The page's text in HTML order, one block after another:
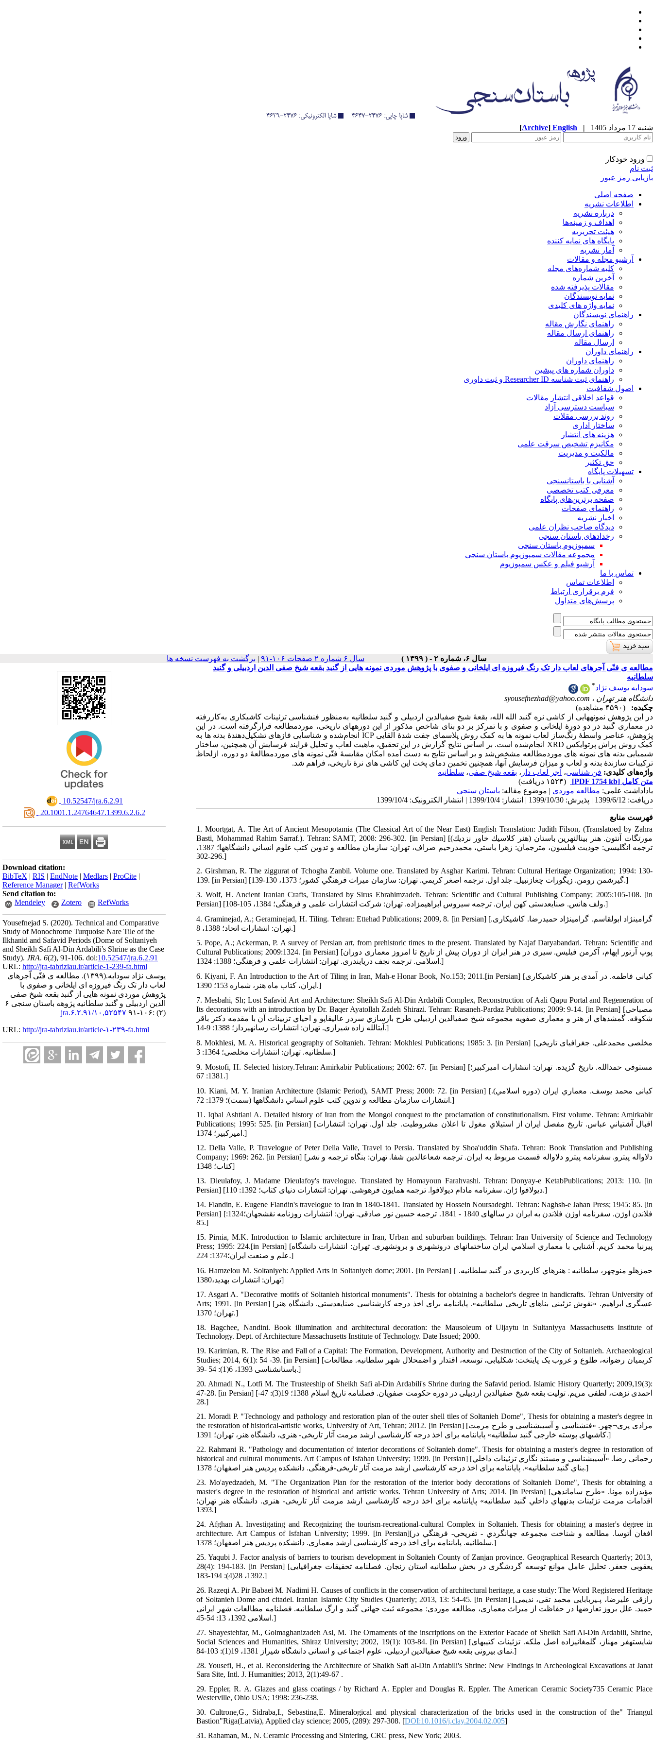
شنبه 17 مرداد 1405 |
English
[Archive]
ورود خودکار
ثبت نام
بازیابی رمز عبور
صفحه اصلی
اطلاعات نشریه
درباره نشریه
اهداف و زمینه‌ها
هیئت تحریریه
پایگاه های نمایه کننده
آمار نشریه
آرشیو مجله و مقالات
کلیه شماره‌های مجله
آخرین شماره
مقالات پذیرفته شده
نمایه نویسندگان
نمایه واژه های کلیدی
راهنمای نویسندگان
راهنمای نگارش مقاله
راهنمای ارسال مقاله
ارسال مقاله
راهنمای داوران
راهنمای داوران
داوران شماره های پیشین
راهنمای ثبت شناسه Researcher ID و ثبت داوری
اصول شفافیت
قواعد اخلاقی انتشار مقالات
سیاست دسترسی آزاد
روند بررسی مقلات
ساختار اداری
هزینه های انتشار
ﻣﮑﺎﻧﯿﺰم ﺗﺸﺨﯿﺺ ﺳﺮﻗﺖ ﻋﻠﻤﯽ
مالکیت و مدیریت
حق تکثیر
تسهیلات پایگاه
آشنایی با باستانسنجی
معرفی کتب تخصصی
صفحه برترین‌های پایگاه
راهنمای صفحات
اخبار نشریه
دیدگاه صاحب نظران علمی
رخدادهای باستان سنجی
سمپوزیوم باستان سنجی
مجموعه مقالات سمپوزیوم باستان سنجی
آرشیو فیلم و عکس سمپوزیوم
تماس با ما
اطلاعات تماس
فرم برقراری ارتباط
پرسش‌های متداول
سال ۶، شماره ۲ - ( ۱۳۹۹ ) سال ۶ شماره ۲ صفحات ۱۰۶-۹۱ | برگشت به فهرست نسخه ها
‎ 10.52547/jra.6.2.91
‎ 20.1001.1.24764647.1399.6.2.6.2
Download citation:
BibTeX | RIS | EndNote | Medlars | ProCite |
Reference Manager| RefWorks
Send citation to:
Mendeley
Zotero RefWorks
Yousefnejad S. (2020). Technical and Comparative
Study of Monochrome Turquoise Nare Tile of the
Ilkhanid and Safavid Periods (Dome of Soltaniyeh
and Sheikh Safi Al-Din Ardabili’s Shrine as the Case
Study). JRA. 6(2), 91-106. doi:10.52547/jra.6.2.91
URL: http://jra-tabriziau.ir/article-1-239-fa.html
یوسف نژاد سودابه.(۱۳۹۹).
مطالعه ی فنّی آجرهای
لعاب دار تک رنگ فیروزه ای ایلخانی و صفوی با
پژوهش موردی نمونه هایی از گنبد بقعه شیخ صفی
الدین اردبیلی و گنبد سلطانیه پژوهه باستان سنجی ۶
(۲) :۱۰۶-۹۱
۱۰,۵۲۵۴۷/jra.۶.۲.۹۱
URL: http://jra-tabriziau.ir/article-۱-۲۳۹-fa.html
مطالعه ی فنّی آجرهای لعاب دار تک رنگ فیروزه ای ایلخانی و صفوی با پژوهش موردی نمونه هایی از گنبد بقعه شیخ صفی الدین اردبیلی و گنبد
سلطانیه
سودابه یوسف نژاد*
دانشگاه هنر تهران ، syousefnezhad@yahoo.com
چکیده:
(۴۵۹۰ مشاهده)
در این پژوهش نمونه­هایی از کاشی نره گنبد الله الله، بقعۀ شیخ صفی­الدین اردبیلی و گنبد سلطانیه به‌منظور فن­شناسی تزئینات کاشی­کاری به‌کاررفته
در معماری گنبد در دو دورۀ ایلخانی و صفوی و با تمرکز بر دو بنای شاخص مذکور از این دوره­های تاریخی، موردمطالعه قرارگرفته است. در این
پژوهش، عناصر واسطۀ رنگ‌ساز لعاب نمونه ­ها به کمک روش پلاسمای جفت شدۀ القایی ICP انجام‌شده و شناسایی فازهای تشکیل‌دهندۀ بدنه­ ها به
کمک روش­ پراش پرتوایکس XRD انجام‌شده است. بر اساس نتایج گزارش در این تحقیق، ماهیت لعاب و تحلیل فرایند فرسایش آن‌ همچنین، ساختار
شیمیایی بدنه­ های نمونه­ های موردمطالعه مشخص‌شد و بر اساس نتایج به دست آمده امکان مقایسۀ فنّی نمونه­ های موردمطالعۀ دو دوره، ازلحاظ
ترکیبات سازندۀ بدنه و لعاب و میزان فرسایش آن­ها، همچنین تخمین دمای پخت این کاشی ­های نرۀ تاریخی، فراهم شد.
واژه‌های کلیدی: فن شناسی، آجر لعاب دار ، بقعه شیخ صفی، سلطانیه
متن کامل [PDF 1754 kb]
(۱۵۲۴ دریافت)
یاداداشت علمی: مطالعه موردی | موضوع مقاله: باستان سنجی
دریافت: 1399/6/12 | پذیرش: 1399/10/30 | انتشار: 1399/10/4 | انتشار الکترونیک: 1399/10/4
فهرست منابع
1. Moortgat, A. The Art of Ancient Mesopotamia (The Classical Art of the Near East) English Translation: Judith Filson, (Translatoed by Zahra
Basti, Mohammad Rahim Sarraf.). Tehran: SAMT, 2008: 296-302. [in Persian] [مورتگات آنتون. هنر بین‏النهرین باستان (هنر كلاسيك خاور نزديك)
ترجمه انگليسي: جوديت فيلسون، مترجمان: زهرا باستي، محمدرحيم صراف، تهران: سازمان مطالعه و تدوين كتب علوم انساني دانشگاه‏ها؛ 1387،
296-302.]
2. Girshman, R. The ziggurat of Tchogha Zanbil. Volume one. Translated by Asghar Karimi. Tehran: Cultural Heritage Organization; 1994: 130-
139. [in Persian] [گيرشمن رومن. زيگورات چغازنبيل. جلد اول. ترجمه اصغر كريمي. تهران: سازمان ميراث فرهنگي کشور؛ 1373، 130-139.]
3. Wolf, H. Ancient Iranian Crafts, Translated by Sirus Ebrahimzadeh. Tehran: Scientific and Cultural Publishing Company; 2005:105-108. [in
Persian] [ولف هانس. صنایع‏دستی کهن ایران. ترجمه سیروس ابراهیم‏زاده. تهران: شرکت انتشارات علمی و فرهنگی؛ 1384، 105-108.]
4. Graminejad, A.; Geraminejad, H. Tiling. Tehran: Ettehad Publications; 2009, 8. [in Persian] [گرامی‏نژاد ابولقاسم. گرامی‏نژاد حمیدرضا. کاشی‏کاری.
تهران: انتشارات اتحاد؛ 1388، 8.]
5. Pope, A.; Ackerman, P. A survey of Persian art, from prehistoric times to the present. Translated by Najaf Daryabandari. Tehran: Scientific and
Cultural Publications; 2009:1324. [in Persian] [پوپ آرتور اپهام، آکرمن فیلیس. سیری در هنر ایران از دوران پیش از تاریخ تا امروز معماری دوران
اسلامی. ترجمه نجف دریابندری. تهران: انتشارات علمی و فرهنگی؛ 1388: 1324.]
6. Kiyani, F. An Introduction to the Art of Tiling in Iran, Mah-e Honar Book, No.153; 2011.[in Persian] [کیانی فاطمه. در آمدی بر هنر کاشیکاری
ایران، کتاب ماه هنر، شماره 153؛ 1390.]
7. Mesbahi, Sh; Lost Safavid Art and Architecture: Sheikh Safi Al-Din Ardabili Complex, Reconstruction of Aali Qapu Portal and Regeneration of
Its decorations with an introduction by Dr. Baqer Ayatollah Zadeh Shirazi. Tehran: Rasaneh-Pardaz Publications; 2009: 9-14. [in Persian] [مصباحی
شکوفه. گمشده‏اي از هنر و معماري صفويه مجموعه شيخ صفی‏الدین اردبيلي طرح بازسازي سردر عالی‏قاپو و احياي تزيينات آن با مقدمه دکتر باقر
آیت‏الله زاده شيرازي. تهران: انتشارات رسانه‏پرداز؛ 1388: 9-14.]
8. Mokhlesi, M. A. Historical geography of Soltanieh. Tehran: Mokhlesi Publications; 1985: 3. [in Persian] [مخلصی محمدعلی. جغرافیای تاریخی
سلطانیه. تهران: انتشارات مخلصی؛ 1364: 3.]
9. Mostofi, H. Selected history.Tehran: Amirkabir Publications; 2002: 67. [in Persian] [مستوفی حمدالله. تاریخ گزیده. تهران: انتشارات امیرکبیر؛
1381: 67.]
10. Kiani, M. Y. Iranian Architecture (Islamic Period), SAMT Press; 2000: 72. [in Persian] [کیانی محمد یوسف. معماري ايران (دوره اسلامي).
انتشارات سازمان مطالعه و تدوين كتب علوم انساني دانشگاه‏ها (سمت)؛ 1379: 72.]
11. Iqbal Ashtiani A. Detailed history of Iran from the Mongol conquest to the proclamation of constitutionalism. First volume. Tehran: Amirkabir
Publications; 1995: 525. [in Persian] [اقبال آشتياني عباس. تاريخ مفصل ايران از استيلاي مغول تا اعلان مشروطيت. جلد اول. تهران: انتشارات
امیرکبیر؛ 1374.]
12. Della Valle, P. Travelogue of Peter Della Valle, Travel to Persia. Translated by Shoa'uddin Shafa. Tehran: Book Translation and Publishing
Company; 1969: 262. [in Persian] [دلاواله پیترو. سفرنامه پيترو دلاواله قسمت مربوط به ايران. ترجمه شعاع‏الدین شفا. تهران: بنگاه ترجمه و نشر
كتاب؛ 1348]
13. Dieulafoy, J. Madame Dieulafoy's travelogue. Translated by Homayoun Farahvashi. Tehran: Donyay-e KetabPublications; 2013: 110. [in
Persian] [دیولافوا ژان. سفرنامه مادام دیولافوا. ترجمه همایون فره‏وشی. تهران: انتشارات دنیای کتاب؛ 1392: 110.]
14. Flandin, E. Eugene Flandin's travelogue to Iran in 1840-1841. Translated by Hossein Noursadeghi. Tehran: Naghsh-e Jahan Press; 1945: 85. [in
Persian] [فلاندن اوژن. سفرنامه اوژن فلاندن به ايران در سال‏های 1840 - 1841. ترجمه حسين نور صادقی. تهران: انتشارات روزنامه نقش‏جهان؛1324:
85.]
15. Pirnia, M.K. Introduction to Islamic architecture in Iran, Urban and suburban buildings. Tehran: Iran University of Science and Technology
Press; 1995: 224.[in Persian] [پيرنيا محمد کریم. آشنايي با معماري اسلامي ايران ساختمان‏های درون‏شهری و برون‏شهری. تهران: انتشارات دانشگاه
علم و صنعت ايران؛1374: 224.]
16. Hamzelou M. Soltaniyeh: Applied Arts in Soltaniyeh dome; 2001. [in Persian] [ حمزه‏لو منوچهر، سلطانيه : هنرهاي كاربردي در گنبد سلطانيه.
تهران: انتشارات بهدید،1380]
17. Asgari A. "Decorative motifs of Soltanieh historical monuments". Thesis for obtaining a bachelor's degree in handicrafts. Tehran University of
Arts; 1991. [in Persian] [عسگری ابراهیم. «نقوش تزئینی بناهای تاریخی سلطانیه». پایان‏نامه برای اخذ درجه کارشناسی صنایع‏دستی. دانشگاه هنر
تهران؛ 1370.]
18. Bagchee, Nandini. Book illumination and architectural decoration: the Mausoleum of Uljaytu in Sultaniyya Massachusetts Institute of
Technology. Dept. of Architecture Massachusetts Institute of Technology. Date Issued; 2000.
19. Karimian, R. The Rise and Fall of a Capital: The Formation, Development, Authority and Destruction of the City of Soltanieh. Archaeological
Studies; 2014, 6(1): 54 -39. [in Persian] [کریمیان رضوانه، طلوع و غروب یک پایتخت: شکل‏یابی، توسعه، اقتدار و اضمحلال شهر سلطانیه. مطالعات
باستان‏شناسی 1393، 6(1): 54 -39.]
20. Ahmadi N., Lotfi M. The Trusteeship of Sheikh Safi al-Din Ardabili's Shrine during the Safavid period. Islamic History Quarterly; 2009,19(3):
47-28. [in Persian] [احمدی نزهت، لطفی مریم. تولیت بقعه شیخ صفی‏الدین اردبیلی در دوره حکومت صفویان. فصلنامه تاریخ اسلام 1388؛ 19(3): 47-
28.]
21. Moradi P. "Technology and pathology and restoration plan of the outer shell tiles of Soltanieh Dome", Thesis for obtaining a master's degree in
the restoration of historical-artistic works, University of Art, Tehran; 2012. [in Persian] [مرادی پری¬چهر. «فن‏شناسی و آسیب‏شناسی و طرح مرمت
کاشی‏های پوسته خارجی گنبد سلطانیه» پایان‏نامه برای اخذ درجه کارشناسی ارشد مرمت آثار تاریخی- هنری، دانشگاه هنر، تهران؛ 1391.]
22. Rahmani R. "Pathology and documentation of interior decorations of Soltanieh dome". Thesis for obtaining a master's degree in restoration of
historical and cultural monuments. Art Campus of Isfahan University; 1999. [in Persian] [رحمانی رضا. «آسیب‏شناسی و مستند نگاري تزئينات داخلي
بناي گنبد سلطانيه». پایان‏نامه برای اخذ درجه کارشناسی ارشد مرمت آثار تاریخی-فرهنگی. دانشکده پردیس هنر اصفهان؛ 1378.]
23. Mo'ayedzadeh, M. "The Organization Plan for the restoration of the interior body decorations of Soltanieh Dome", Thesis for obtaining a
master's degree in the restoration of historical and artistic works. Tehran University of Arts; 2014. [in Persian] [مؤید‏زاده مونا. «طرح ساماندهي
اقدامات مرمت تزئينات بدنه‏هاي داخلي گنبد سلطانيه» پایان‏نامه برای اخذ درجه کارشناسی ارشد مرمت آثار تاریخی- هنری. دانشگاه هنر تهران؛
1393.]
24. Afghan A. Investigating and Recognizing the tourism-recreational-cultural Complex in Soltanieh. Thesis for obtaining a master's degree in
architecture. Art Campus of Isfahan University; 1999. [in Persian][افغان آتوسا. مطالعه و شناخت مجموعه جهانگردي - تفريحي- فرهنگي در
سلطانيه. پایان‏نامه برای اخذ درجه کارشناسی ارشد معماری. دانشکده پردیس هنر اصفهان؛ 1378.]
25. Yaqubi J. Factor analysis of barriers to tourism development in Soltanieh County of Zanjan province. Geographical Research Quarterly; 2013,
28(4): 194-183. [in Persian] [یعقوبی جعفر. تحلیل عامل موانع توسعه گردشگری در بخش سلطانیه استان زنجان. فصلنامه‏ تحقیقات جغرافیایی
1392، 28(4): 194-183.]
26. Razeqi A. Pir Babaei M. Nadimi H. Causes of conflicts in the conservation of architectural heritage, a case study: The Word Registered Heritage
of Soltanieh Dome and citadel. Iranian Islamic City Studies Quarterly; 2013, 13: 54-45. [in Persian] [رازقی علیرضا، پـیربابایی محمد تقی، ندیمی
حمید. علل بروز تعارض‏ها در حفاظت از میراث معماری، مطالعه موردی: مجموعه ثبت جهانی گنبد و ارگ سلطانیه. فصلنامه مطالعات شهر ایرانی
اسلامی 1392، 13: 54-45.]
27. Shayestehfar, M., Golmaghanizadeh Asl, M. The Ornaments of the inscriptions on the Exterior Facade of Sheikh Safi Al-Din Ardabili, Shrine,
Social Sciences and Humanities, Shiraz University; 2002, 19(1): 103-84. [in Persian] [شایسته‏فر مهناز، گلمغانی‏زاده اصل ملکه. تزئینات کتیبه‏ای
نمای بیرونی بقعه شیخ صفی‏الدین اردبیلی، علوم اجتماعی و انسانی دانشگاه شیراز 1381، 19(1): 103-84.]
28. Yousefi, H., et al. Reconsidering the Architecture of Shaikh Safi al-Din Ardabili's Shrine: New Findings in Archeological Excavations at Janat
Sara Site, Intl. J. Humanities; 2013, 2(1):‏ 49-67.
29. Eppler, R. A. Glazes and glass coatings / by Richard A. Eppler and Douglas R. Eppler. The American Ceramic Society735 Ceramic Place
Westerville, Ohio USA; 1998: 236-238.
30. Cultrone,G., Sidraba,I., Sebastina,E. Mineralogical and physical characterization of the bricks used in the construction of the" Triangul
Bastion"Riga(Latvia), Applied clay science; 2005, (289): 297-308. [DOI:10.1016/j.clay.2004.02.005]
31. Rahaman, M., N. Ceramic Processing and Sintering, CRC press, New York; 2003.